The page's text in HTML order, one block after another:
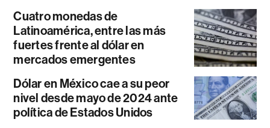
Cuatro monedas de
Latinoamérica, entre las más
fuertes frente al dólar en
mercados emergentes
Dólar en México cae a su peor
nivel desde mayo de 2024 ante
política de Estados Unidos